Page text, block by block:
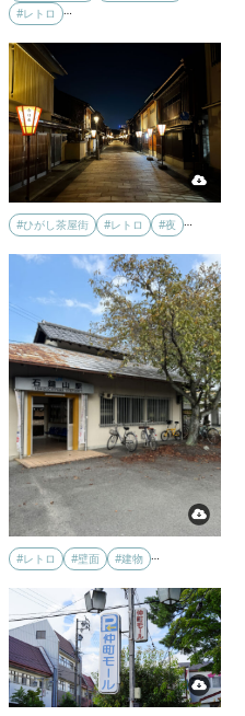
#レトロ
…
#ひがし茶屋街 #レトロ #夜
#レトロ #壁面 #建物